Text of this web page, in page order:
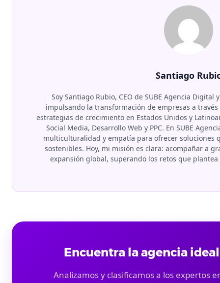
Santiago
Soy Santiago Rubio, CEO de SUBE Agencia
impulsando la transformación de empresas a
estrategias de crecimiento en Estados Unidos y
Social Media, Desarrollo Web y PPC. En SUBE
multiculturalidad y empatía para ofrecer soluciones
sostenibles. Hoy, mi misión es clara: acompañar a
expansión global, superando los retos que
Encuentra la agencia
Analizamos y clasificamos a los expertos